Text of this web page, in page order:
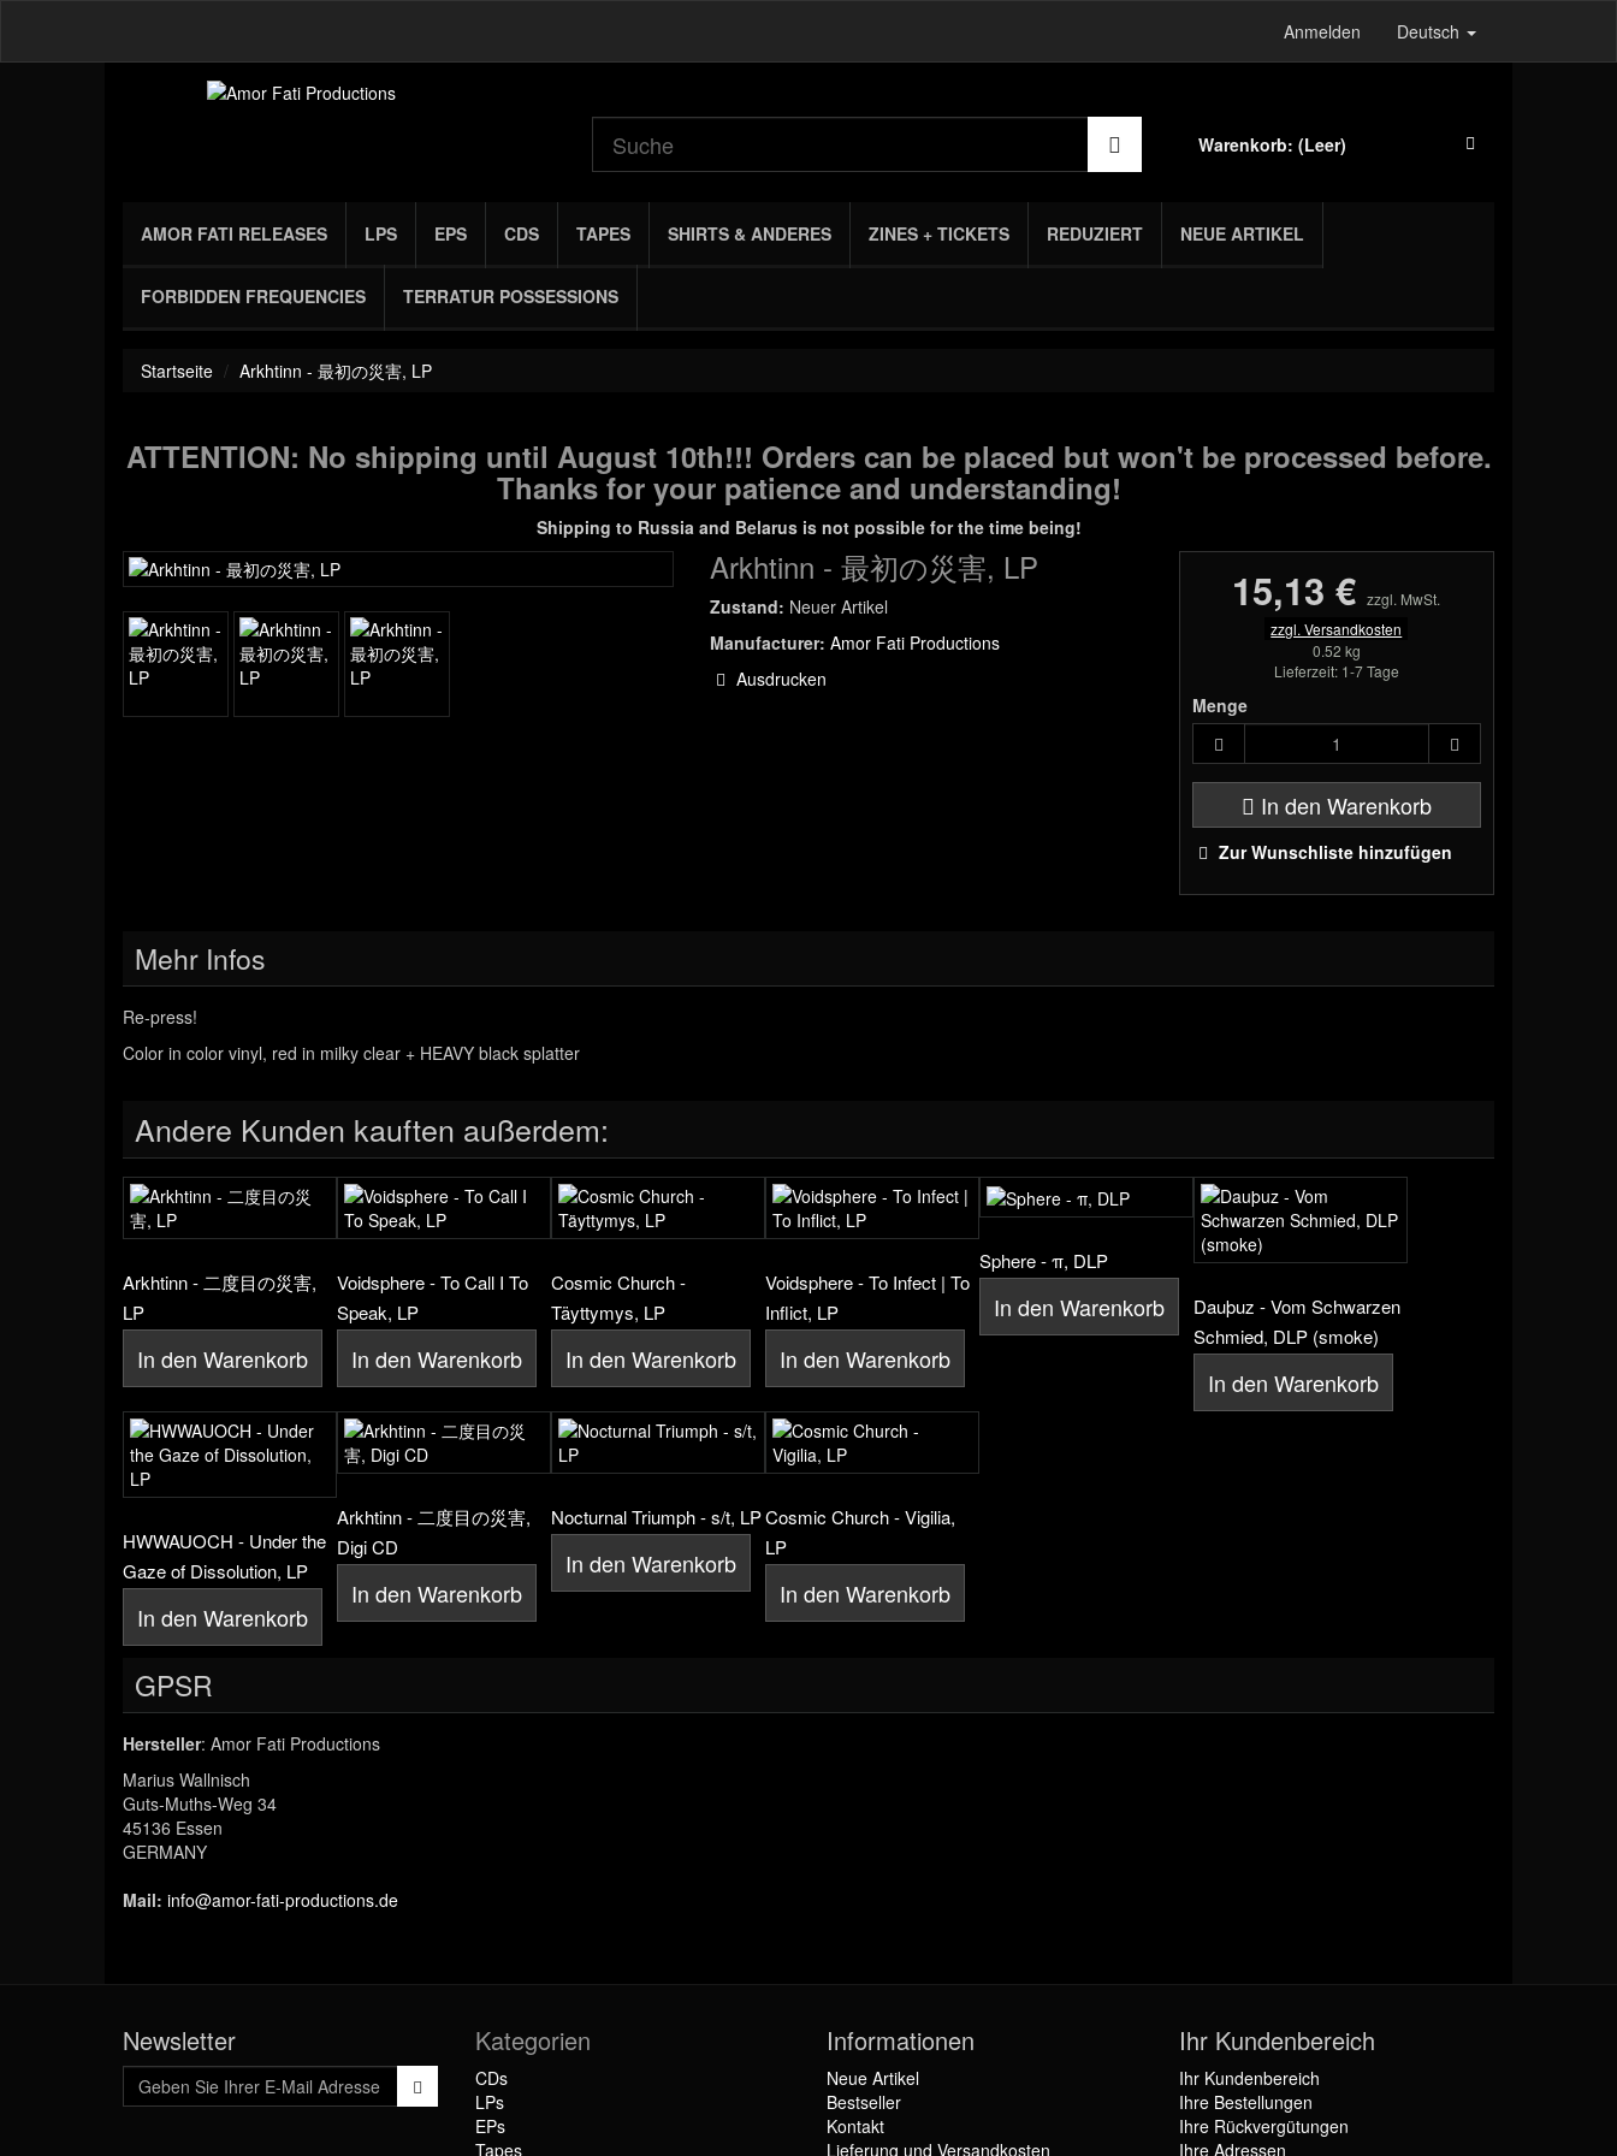
Anmelden Deutsch
Warenkorb: (Leer)
AMOR FATI RELEASES LPS EPS CDS TAPES SHIRTS & ANDERES ZINES + TICKETS REDUZIERT NEUE ARTIKEL
FORBIDDEN FREQUENCIES TERRATUR POSSESSIONS
Startseite Arkhtinn - 最初の災害, LP
ATTENTION: No shipping until August 10th!!! Orders can be placed but won't be processed before.
Thanks for your patience and understanding!
Shipping to Russia and Belarus is not possible for the time being!
Arkhtinn - 最初の災害, LP
Zustand: Neuer Artikel
Manufacturer: Amor Fati Productions
Ausdrucken
15,13 € zzgl. MwSt.
zzgl. Versandkosten
0.52 kg
Lieferzeit: 1-7 Tage
Menge
In den Warenkorb
Zur Wunschliste hinzufügen
Mehr Infos
Re-press!
Color in color vinyl, red in milky clear + HEAVY black splatter
Andere Kunden kauften außerdem:
Arkhtinn - 二度目の災害,
LP
In den Warenkorb
Voidsphere - To Call I To
Speak, LP
In den Warenkorb
Cosmic Church -
Täyttymys, LP
In den Warenkorb
Voidsphere - To Infect | To
Inflict, LP
In den Warenkorb
Sphere - π, DLP
In den Warenkorb
Dauþuz - Vom Schwarzen
Schmied, DLP (smoke)
In den Warenkorb
HWWAUOCH - Under the
Gaze of Dissolution, LP
In den Warenkorb
Arkhtinn - 二度目の災害,
Digi CD
In den Warenkorb
Nocturnal Triumph - s/t, LP
In den Warenkorb
Cosmic Church - Vigilia,
LP
In den Warenkorb
GPSR
Hersteller: Amor Fati Productions
Marius Wallnisch
Guts-Muths-Weg 34
45136 Essen
GERMANY
Mail: info@amor-fati-productions.de
Newsletter Kategorien
CDs
LPs
EPs
Tapes
Informationen
Neue Artikel
Bestseller
Kontakt
Lieferung und Versandkosten
Ihr Kundenbereich
Ihr Kundenbereich
Ihre Bestellungen
Ihre Rückvergütungen
Ihre Adressen